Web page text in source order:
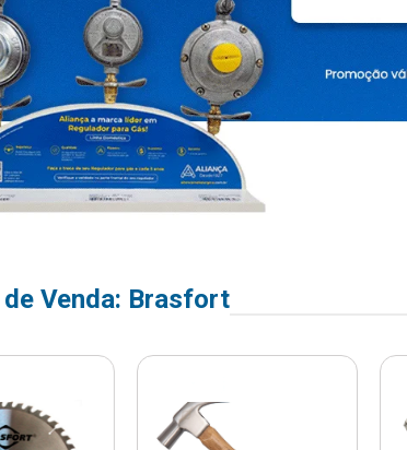
Venda: Brasfort